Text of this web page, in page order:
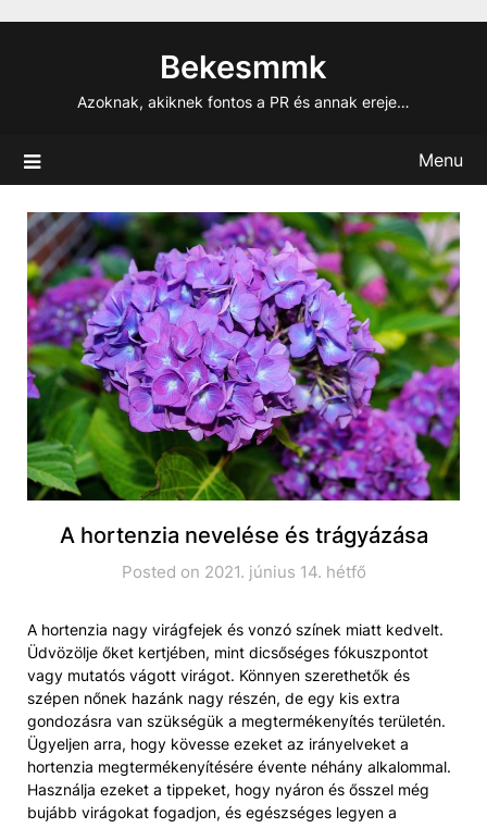
Bekesmmk
Azoknak, akiknek fontos a PR és annak ereje…
Menu
A hortenzia nevelése és trágyázása
Posted on 2021. június 14. hétfő
A hortenzia nagy virágfejek és vonzó színek miatt kedvelt.
Üdvözölje őket kertjében, mint dicsőséges fókuszpontot
vagy mutatós vágott virágot. Könnyen szerethetők és
szépen nőnek hazánk nagy részén, de egy kis extra
gondozásra van szükségük a megtermékenyítés területén.
Ügyeljen arra, hogy kövesse ezeket az irányelveket a
hortenzia megtermékenyítésére évente néhány alkalommal.
Használja ezeket a tippeket, hogy nyáron és ősszel még
bujább virágokat fogadjon, és egészséges legyen a